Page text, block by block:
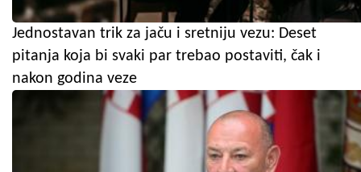
Jednostavan trik za jaču i sretniju vezu: Deset
pitanja koja bi svaki par trebao postaviti, čak i
nakon godina veze